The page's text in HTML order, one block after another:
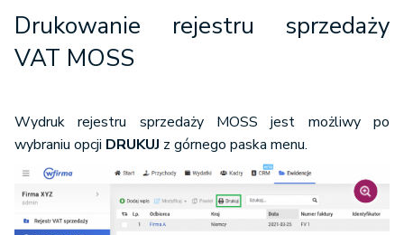
Drukowanie rejestru sprzedaży
VAT MOSS
Wydruk rejestru sprzedaży MOSS jest możliwy po
wybraniu opcji DRUKUJ z górnego paska menu.